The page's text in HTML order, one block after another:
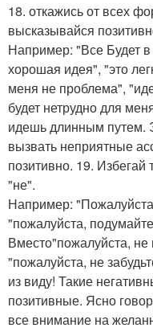
18. откажись от всех
высказывайся
Например: "Все Будет
хорошая идея", "это
меня не проблема",
будет нетрудно для
идешь длинным путем.
вызвать неприятные
позитивно. 19.
"не".
Например:
"пожалуйста,
Вместо"пожалуйста,
"пожалуйста, не
из виду! Такие
позитивные. Ясно
все внимание на